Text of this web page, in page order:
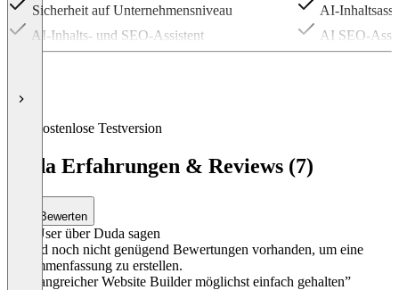
Sicherheit auf Unternehmensniveau
AI-Inhalts- und SEO-Assistent
AI-
AI SEO-
Kostenlose Testversion
Duda Erfahrungen & Reviews (7)
Bewerten
Was User über Duda sagen
Es sind noch nicht genügend Bewertungen vorhanden, um eine
Zusammenfassung zu erstellen.
“Umfangreicher Website Builder möglichst einfach gehalten”